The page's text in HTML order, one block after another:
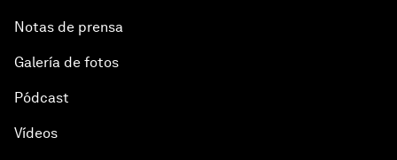
Notas de prensa
Galería de fotos
Pódcast
Vídeos